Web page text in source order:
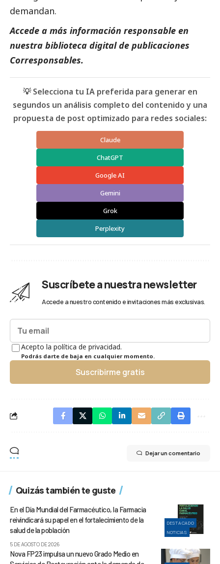
demandan.
Accede a más información responsable en
nuestra biblioteca digital de publicaciones
Corresponsables.
💡 Selecciona tu IA preferida para generar en
segundos un análisis completo del contenido y una
propuesta de post optimizado para redes sociales:
Claude
ChatGPT
Google AI
Gemini
Grok
Perplexity
Suscríbete a nuestra newsletter
Accede a nuestro contenido e invitaciones más exclusivas.
Acepto la política de privacidad.
Podrás darte de baja en cualquier momento.
Suscribirme gratis
Dejar un comentario
Quizás también te guste
DESTACADO
NOTICIAS
En el Día Mundial del Farmacéutico, la Farmacia
reivindicará su papel en el fortalecimiento de la
salud de la población
5 DE AGOSTO DE 2026
Nova FP23 impulsa un nuevo Grado Medio en